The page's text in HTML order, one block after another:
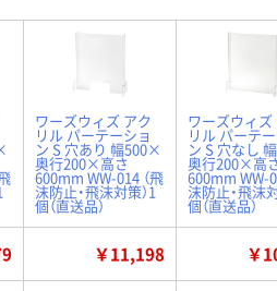
ワーズウィズ アク
リル パーテーショ
ン S 穴あり 幅500×
奥行200×高さ
600mm WW-014 （飛
沫防止・飛沫対策）1
個（直送品）
ワーズウィズ
リル パーテ
ン S 穴なし
奥行200×高
600mm WW-
沫防止・飛沫
個（直送品）
￥11,198 ￥